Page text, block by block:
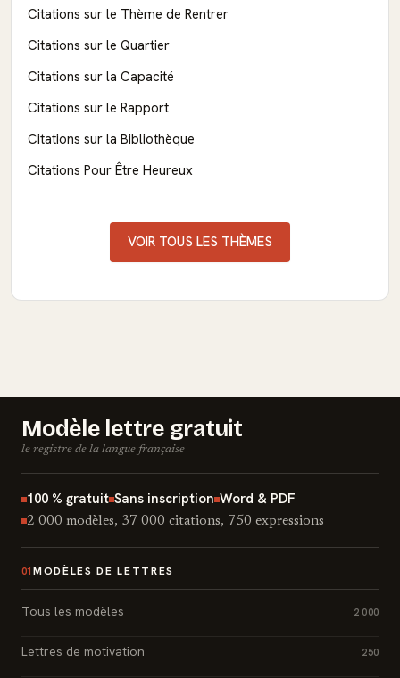
Citations sur le Thème de Rentrer
Citations sur le Quartier
Citations sur la Capacité
Citations sur le Rapport
Citations sur la Bibliothèque
Citations Pour Être Heureux
VOIR TOUS LES THÈMES
Modèle lettre gratuit
le registre de la langue française
100 % gratuit Sans inscription Word & PDF
2 000 modèles, 37 000 citations, 750 expressions
01 MODÈLES DE LETTRES
Tous les modèles 2 000
Lettres de motivation 250